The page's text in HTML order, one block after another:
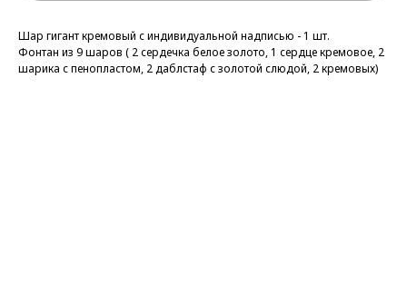
Шар гигант кремовый с индивидуальной надписью - 1 шт.
Фонтан из 9 шаров ( 2 сердечка белое золото, 1 сердце кремовое, 2
шарика с пенопластом, 2 даблстаф с золотой слюдой, 2 кремовых)